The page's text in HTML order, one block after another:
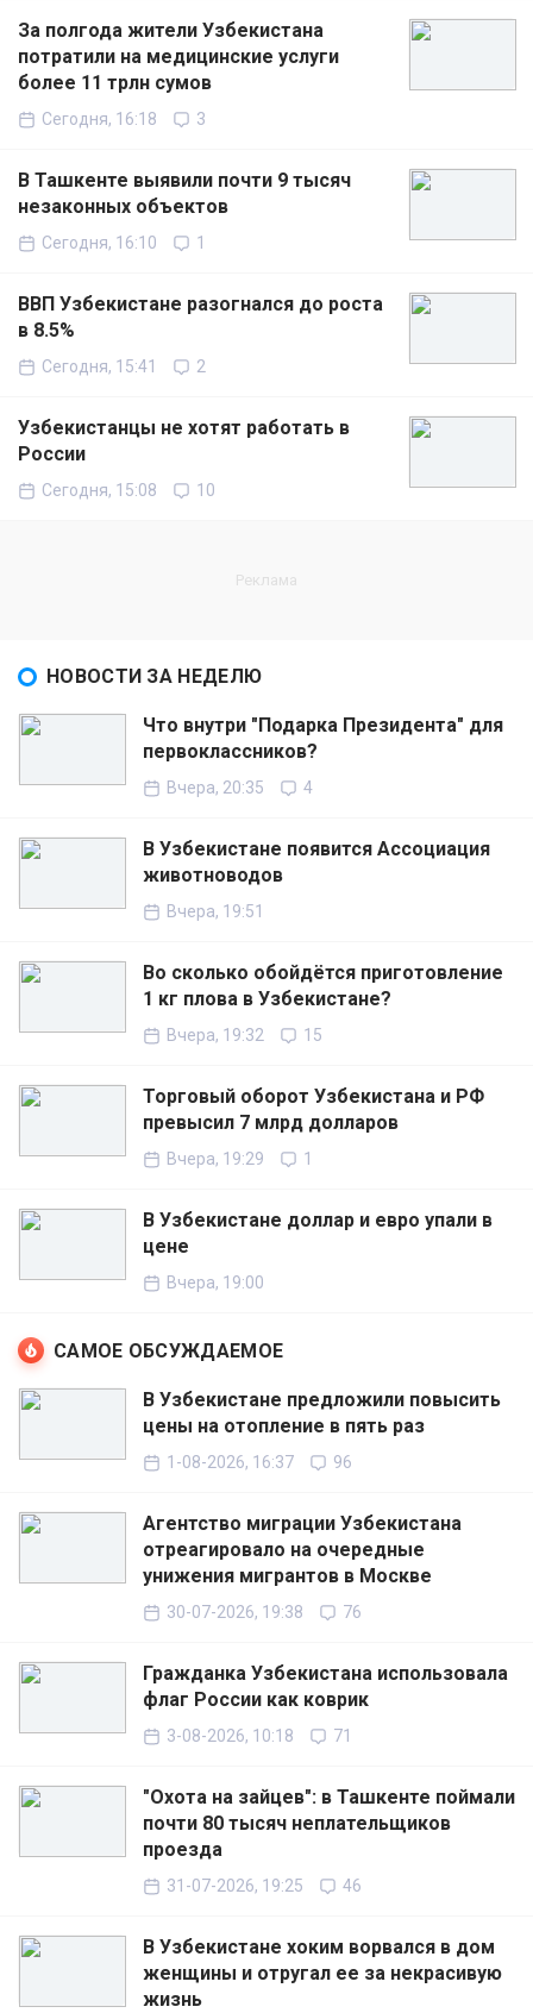
За полгода жители Узбекистана
потратили на медицинские услуги
более 11 трлн сумов
Сегодня, 16:18 3
В Ташкенте выявили почти 9 тысяч
незаконных объектов
Сегодня, 16:10 1
ВВП Узбекистане разогнался до роста
в 8.5%
Сегодня, 15:41 2
Узбекистанцы не хотят работать в
России
Сегодня, 15:08 10
НОВОСТИ ЗА НЕДЕЛЮ
Что внутри "Подарка Президента" для
первоклассников?
Вчера, 20:35 4
В Узбекистане появится Ассоциация
животноводов
Вчера, 19:51
Во сколько обойдётся приготовление
1 кг плова в Узбекистане?
Вчера, 19:32 15
Торговый оборот Узбекистана и РФ
превысил 7 млрд долларов
Вчера, 19:29 1
В Узбекистане доллар и евро упали в
цене
Вчера, 19:00
САМОЕ ОБСУЖДАЕМОЕ
В Узбекистане предложили повысить
цены на отопление в пять раз
1-08-2026, 16:37 96
Агентство миграции Узбекистана
отреагировало на очередные
унижения мигрантов в Москве
30-07-2026, 19:38 76
Гражданка Узбекистана использовала
флаг России как коврик
3-08-2026, 10:18 71
"Охота на зайцев": в Ташкенте поймали
почти 80 тысяч неплательщиков
проезда
31-07-2026, 19:25 46
В Узбекистане хоким ворвался в дом
женщины и отругал ее за некрасивую
жизнь